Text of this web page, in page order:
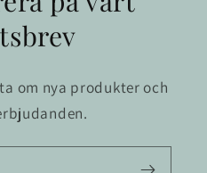
om nya produkter och